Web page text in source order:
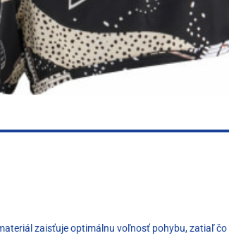
zaisťuje optimálnu voľnosť pohybu, zatiaľ